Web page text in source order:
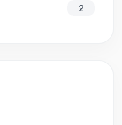
2